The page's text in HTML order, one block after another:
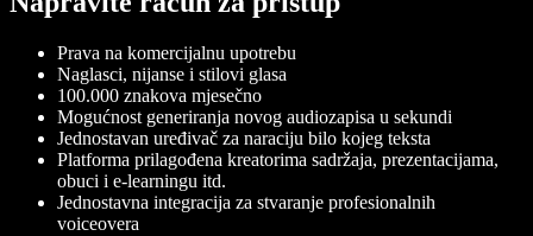
Prava na komercijalnu upotrebu
Naglasci, nijanse i stilovi glasa
100.000 znakova mjesečno
Mogućnost generiranja novog audiozapisa u sekundi
Jednostavan uređivač za naraciju bilo kojeg teksta
Platforma prilagođena kreatorima sadržaja, prezentacijama,
obuci i e-learningu itd.
Jednostavna integracija za stvaranje profesionalnih
voiceovera